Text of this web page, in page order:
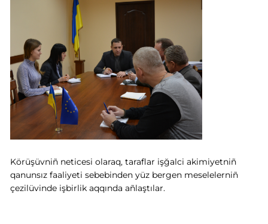
Körüşüvniñ neticesi olaraq, taraflar işğalci akimiyetniñ
qanunsız faaliyeti sebebinden yüz bergen meselelerniñ
çezilüvinde işbirlik aqqında añlaştılar.